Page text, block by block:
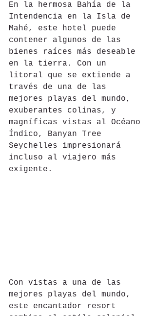
En la hermosa Bahía de la
Intendencia en la Isla de
Mahé, este hotel puede
contener algunos de las
bienes raíces más deseable
en la tierra. Con un
litoral que se extiende a
través de una de las
mejores playas del mundo,
exuberantes colinas, y
magníficas vistas al Océano
Índico, Banyan Tree
Seychelles impresionará
incluso al viajero más
exigente.
Con vistas a una de las
mejores playas del mundo,
este encantador resort